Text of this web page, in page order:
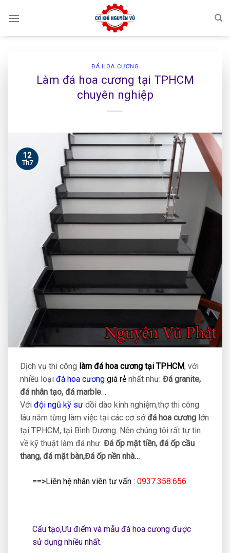
ĐÁ HOA CƯƠNG
Làm đá hoa cương tại TPHCM
chuyên nghiệp
12
Th7
Dịch vụ thi công làm đá hoa cương tại TPHCM, với
nhiều loại đá hoa cương giá rẻ nhất như: Đá granite,
đá nhân tạo, đá marble…
Với đội ngũ kỹ sư dồi dào kinh nghiệm,thợ thi công
lâu năm từng làm việc tại các cơ sởđá hoa cương lớn
tại TPHCM, tại Bình Dương. Nên chúng tôi rất tự tin
về kỹ thuật làm đá như: Đá ốp mặt tiền, đá ốp cầu
thang, đá mặt bàn,Đá ốp nền nhà…
==>Liên hệ nhân viên tư vấn : 0937.358.656
Cấu tạo,Ưu điểm và mẫu đá hoa cương được
sử dụng nhiều nhất.